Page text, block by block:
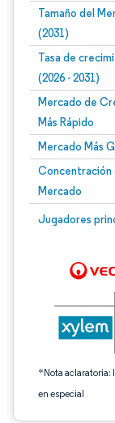
Tamaño del
(2031)
Tasa de
(2026 - 2031)
Mercado de
Más Rápido
Mercado Más
Concentración
Mercado
Jugadores
*Nota aclaratoria:
en especial
Imagen © Mordor